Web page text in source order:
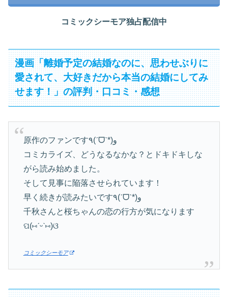
コミックシーモア独占配信中
漫画「離婚予定の結婚なのに、思わせぶりに
愛されて、大好きだから本当の結婚にしてみ
せます！」の評判・口コミ・感想
原作のファンです٩(ˊᗜˋ*)و
コミカライズ、どうなるなかな？とドキドキしな
がら読み始めました。
そして見事に陥落させられています！
早く続きが読みたいです٩(ˊᗜˋ*)و
千秋さんと桜ちゃんの恋の行方が気になります
ପ(⑅︎ˊᵕˋ⑅︎)ଓ
コミックシーモア